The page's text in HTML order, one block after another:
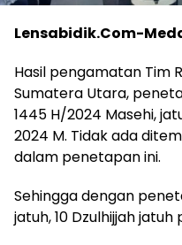
Lensabidik.Com-
Hasil pengamatan Tim
Sumatera Utara,
1445 H/2024 Masehi,
2024 M. Tidak ada
dalam penetapan ini.
Sehingga dengan
jatuh, 10 Dzulhijjah jatuh